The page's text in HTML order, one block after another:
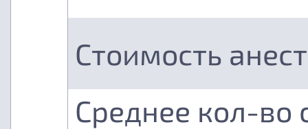
Стоимость
Среднее кол-во